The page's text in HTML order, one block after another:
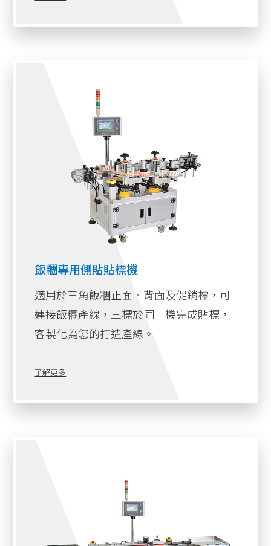
飯糰專用側貼貼標機
適用於三角飯糰正面、背面及促銷標，可
連接飯糰產線，三標於同一機完成貼標，
客製化為您的打造產線。
了解更多